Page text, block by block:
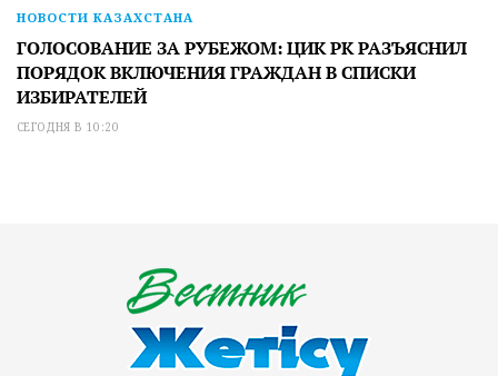
НОВОСТИ КАЗАХСТАНА
ГОЛОСОВАНИЕ ЗА РУБЕЖОМ: ЦИК РК РАЗЪЯСНИЛ
ПОРЯДОК ВКЛЮЧЕНИЯ ГРАЖДАН В СПИСКИ
ИЗБИРАТЕЛЕЙ
СЕГОДНЯ В 10:20